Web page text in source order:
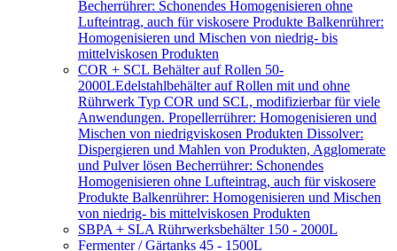
Becherrührer: Schonendes Homogenisieren ohne
Lufteintrag, auch für viskosere Produkte Balkenrührer:
Homogenisieren und Mischen von niedrig- bis
mittelviskosen Produkten
COR + SCL Behälter auf Rollen 50-
2000LEdelstahlbehälter auf Rollen mit und ohne
Rührwerk Typ COR und SCL, modifizierbar für viele
Anwendungen. Propellerrührer: Homogenisieren und
Mischen von niedrigviskosen Produkten Dissolver:
Dispergieren und Mahlen von Produkten, Agglomerate
und Pulver lösen Becherrührer: Schonendes
Homogenisieren ohne Lufteintrag, auch für viskosere
Produkte Balkenrührer: Homogenisieren und Mischen
von niedrig- bis mittelviskosen Produkten
SBPA + SLA Rührwerksbehälter 150 - 2000L
Fermenter / Gärtanks 45 - 1500L